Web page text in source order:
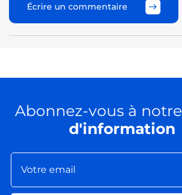
Écrire un commentaire
Abonnez-vous à notre
d'information